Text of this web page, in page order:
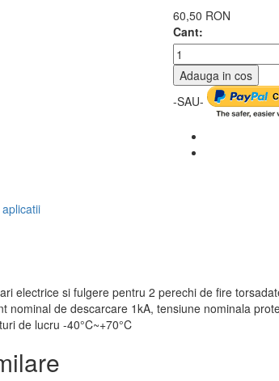
60,50 RON
Cant:
Adauga in cos
-SAU-
electrice si fulgere pentru 2 perechi de fire
nominal de descarcare 1kA, tensiune nominala
de lucru -40°C~+70°C